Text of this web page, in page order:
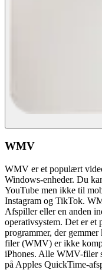
WMV
WMV er et populært
Windows-enheder. Du
YouTube men ikke til
Instagram og TikTok.
Afspiller eller en anden
operativsystem. Det er
programmer, der
filer (WMV) er ikke
iPhones. Alle WMV-filer
på Apples QuickTime-